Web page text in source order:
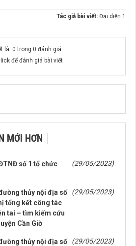
Tác giả bài viết: Đại diện 1
là: 0 trong 0 đánh giá
để đánh giá bài viết
MỚI HƠN
số 1 tổ chức
(29/05/2023)
thủy nội địa số
tổng kết công tác
tai – tìm kiếm cứu
Cần Giờ
(29/05/2023)
thủy nội địa số
(29/05/2023)